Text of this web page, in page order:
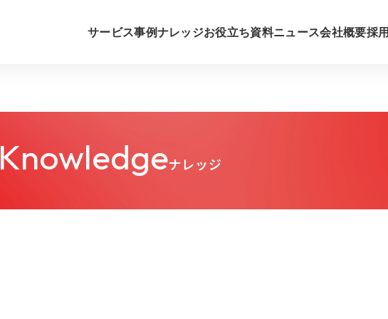
サービス事例ナレッジお役立ち資料ニュース会社概要採用
Knowledgeナレッジ